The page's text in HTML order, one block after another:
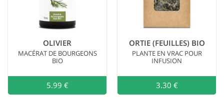
OLIVIER
MACÉRAT DE BOURGEONS
BIO
5.99 € Ajouter au
ORTIE (FEUILLES) BIO
PLANTE EN VRAC POUR
INFUSION
3.30 €